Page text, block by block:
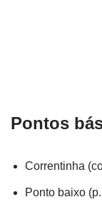
Pontos
Correntinha
Ponto baixo